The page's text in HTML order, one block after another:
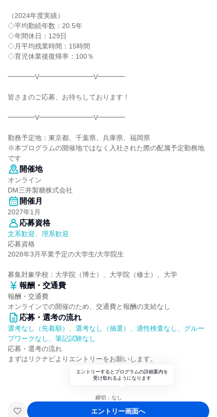
（2024年度実績）
◇平均勤続年数：20.5年
◇年間休日：129日
◇月平均残業時間：15時間
◇育児休業後復帰率：100％
━━━━V━━━━━━━━V━━━━
皆さまのご応募、お待ちしております！
━━━━V━━━━━━━━V━━━━
勤務予定地：東京都、千葉県、兵庫県、福岡県
※本プログラムの開催地ではなく入社された際の配属予定勤務地
です
開催地
オンライン
DM三井製糖株式会社
開催月
2027年1月
応募資格
文系歓迎、理系歓迎
応募資格
2028年3月卒業予定の大学生/大学院生
募集対象学校：大学院（博士）、大学院（修士）、大学
報酬・交通費
報酬・交通費
オンラインでの開催のため、交通費と報酬の支給なし
応募・選考の流れ
選考なし（先着順）、選考なし（抽選）、適性検査なし、グルー
プワークなし、筆記試験なし
応募・選考の流れ
まずはリクナビよりエントリーをお願いします。
エントリーするとプログラムの詳細案内を
受け取れるようになります
締切：なし
エントリー画面へ